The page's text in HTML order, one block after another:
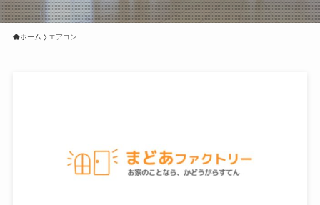
ホーム エアコン